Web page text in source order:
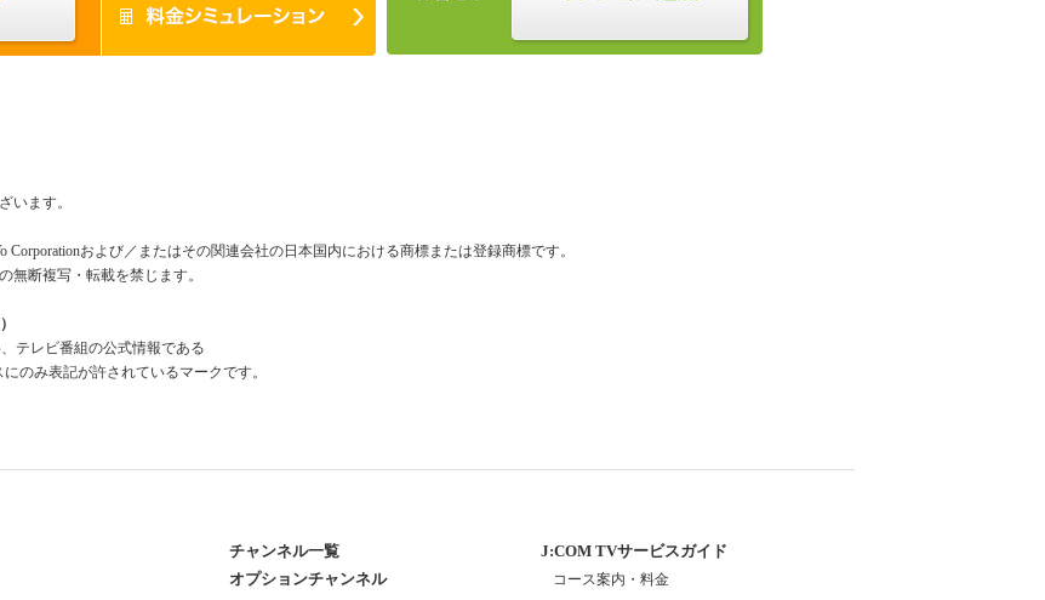
います。
および／またはその関連会社の日本国内における商標または登録商標です。
無断複写・転載を禁じます。
テレビ番組の公式情報である
にのみ表記が許されているマークです。
チャンネル一覧
オプションチャンネル
J:COM TVサービスガイド
コース案内・料金